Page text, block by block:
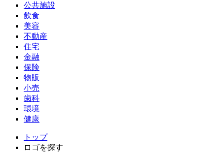
公共施設
飲食
美容
不動産
住宅
金融
保険
物販
小売
歯科
環境
健康
トップ
ロゴを探す